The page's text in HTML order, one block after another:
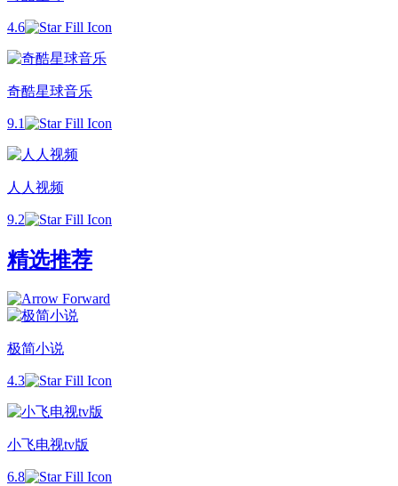
4.6
奇酷星球音乐
9.1
人人视频
9.2
精选推荐
极简小说
4.3
小飞电视tv版
6.8